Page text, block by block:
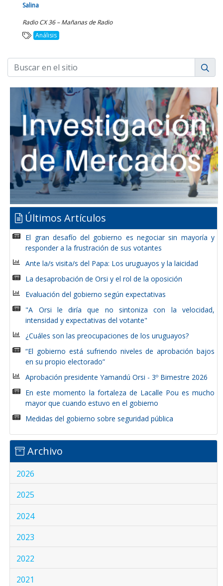
Salina
Radio CX 36 – Mañanas de Radio
Análisis
Últimos Artículos
El gran desafío del gobierno es negociar sin mayoría y
responder a la frustración de sus votantes
Ante la/s visita/s del Papa: Los uruguayos y la laicidad
La desaprobación de Orsi y el rol de la oposición
Evaluación del gobierno según expectativas
"A Orsi le diría que no sintoniza con la velocidad,
intensidad y expectativas del votante"
¿Cuáles son las preocupaciones de los uruguayos?
“El gobierno está sufriendo niveles de aprobación bajos
en su propio electorado”
Aprobación presidente Yamandú Orsi - 3º Bimestre 2026
En este momento la fortaleza de Lacalle Pou es mucho
mayor que cuando estuvo en el gobierno
Medidas del gobierno sobre seguridad pública
Archivo
2026
2025
2024
2023
2022
2021